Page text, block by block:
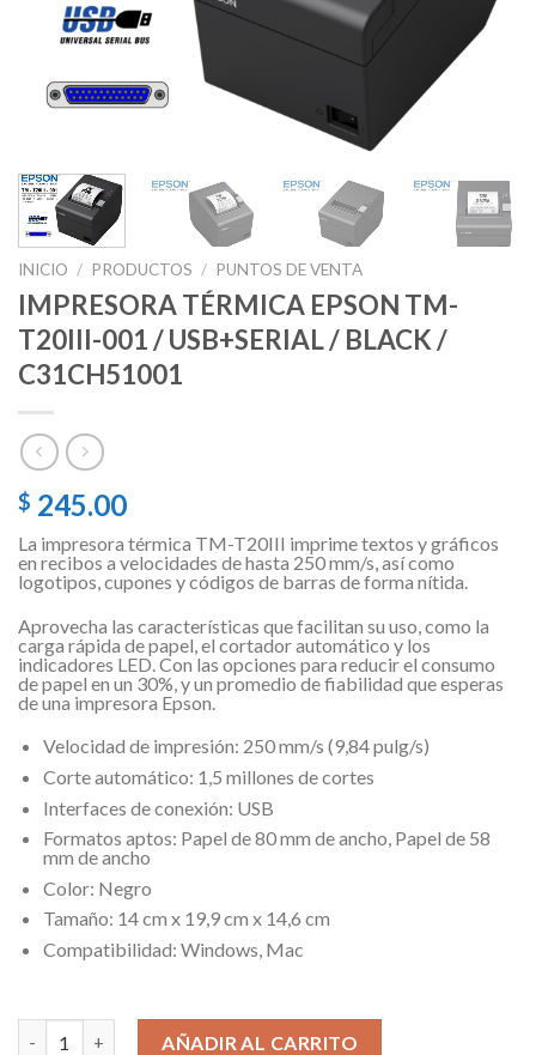
INICIO / PRODUCTOS / PUNTOS DE VENTA
IMPRESORA TÉRMICA EPSON TM-
T20III-001 / USB+SERIAL / BLACK /
C31CH51001
$ 245.00
La impresora térmica TM-T20III imprime textos y gráficos
en recibos a velocidades de hasta 250 mm/s, así como
logotipos, cupones y códigos de barras de forma nítida.
Aprovecha las características que facilitan su uso, como la
carga rápida de papel, el cortador automático y los
indicadores LED. Con las opciones para reducir el consumo
de papel en un 30%, y un promedio de fiabilidad que esperas
de una impresora Epson.
Velocidad de impresión: 250 mm/s (9,84 pulg/s)
Corte automático: 1,5 millones de cortes
Interfaces de conexión: USB
Formatos aptos: Papel de 80 mm de ancho, Papel de 58
mm de ancho
Color: Negro
Tamaño: 14 cm x 19,9 cm x 14,6 cm
Compatibilidad: Windows, Mac
IMPRESORA TÉRMICA EPSON TM-T20III-001 / USB+SERIAL /
AÑADIR AL CARRITO